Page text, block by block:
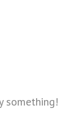
something!